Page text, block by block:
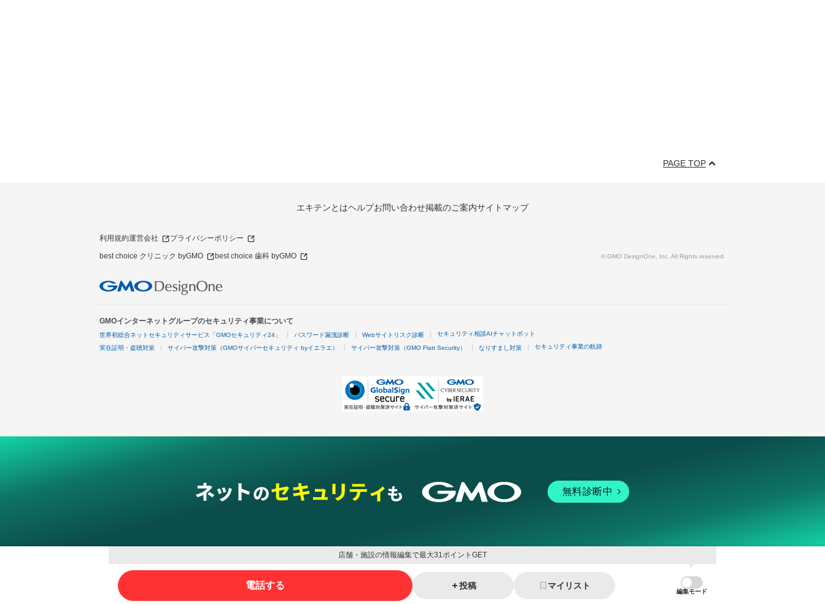
PAGE TOP
エキテンとはヘルプお問い合わせ掲載のご案内サイトマップ
利用規約運営会社 プライバシーポリシー
best choice クリニック byGMO best choice 歯科 byGMO © GMO DesignOne, Inc. All Rights reserved.
GMOインターネットグループのセキュリティ事業について
世界初総合ネットセキュリティサービス「GMOセキュリティ24」 パスワード漏洩診断 Webサイトリスク診断 セキュリティ相談AIチャットボット
実在証明・盗聴対策 サイバー攻撃対策（GMOサイバーセキュリティ byイエラエ） サイバー攻撃対策（GMO Flatt Security） なりすまし対策 セキュリティ事業の軌跡
無料診断中
グループサービス
インターネットサービス マーケティング支援
店舗・施設の情報編集で最大31ポイントGET
電話する 投稿 マイリスト
編集モード